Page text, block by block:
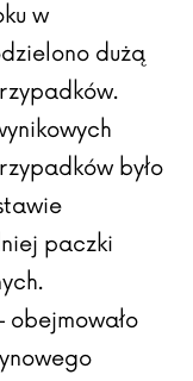
w
dużą
było
paczki